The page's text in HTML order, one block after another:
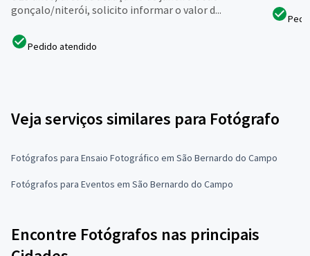
gonçalo/niterói, solicito informar o valor d...
Pedido atendido
Veja serviços similares para Fotógrafo
Fotógrafos para Ensaio Fotográfico em São Bernardo do Campo
Fotógrafos para Eventos em São Bernardo do Campo
Encontre Fotógrafos nas principais